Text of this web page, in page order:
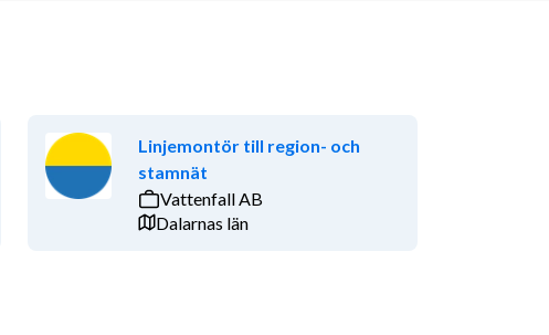
Linjemontör till region- och
stamnät
Vattenfall AB
Dalarnas län